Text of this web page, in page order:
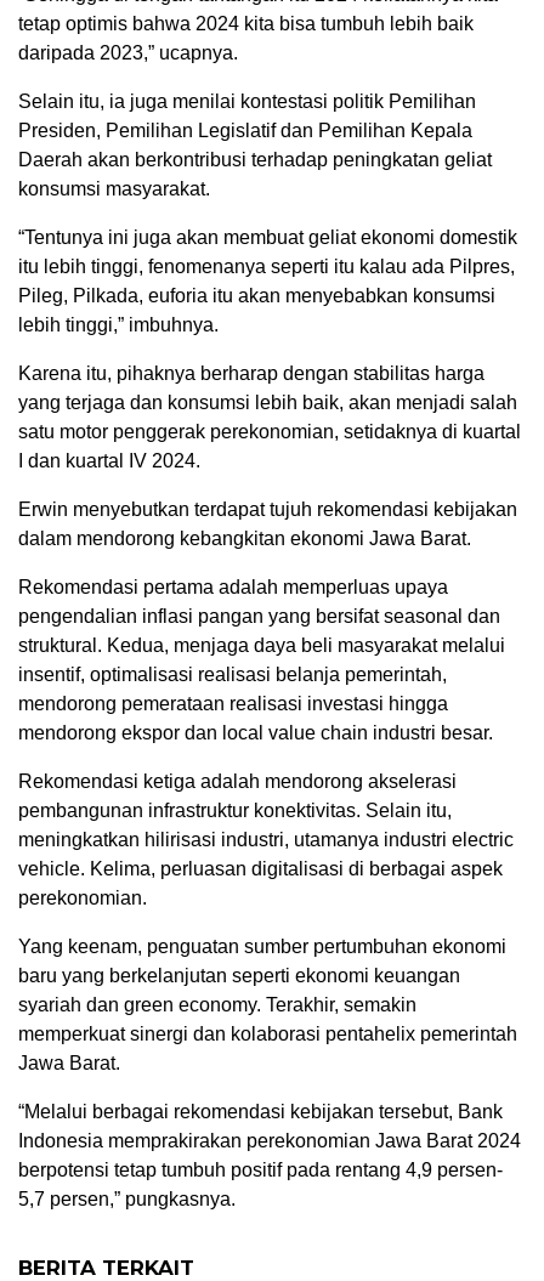
tetap optimis bahwa 2024 kita bisa tumbuh lebih baik
daripada 2023,” ucapnya.
Selain itu, ia juga menilai kontestasi politik Pemilihan
Presiden, Pemilihan Legislatif dan Pemilihan Kepala
Daerah akan berkontribusi terhadap peningkatan geliat
konsumsi masyarakat.
“Tentunya ini juga akan membuat geliat ekonomi domestik
itu lebih tinggi, fenomenanya seperti itu kalau ada Pilpres,
Pileg, Pilkada, euforia itu akan menyebabkan konsumsi
lebih tinggi,” imbuhnya.
Karena itu, pihaknya berharap dengan stabilitas harga
yang terjaga dan konsumsi lebih baik, akan menjadi salah
satu motor penggerak perekonomian, setidaknya di kuartal
I dan kuartal IV 2024.
Erwin menyebutkan terdapat tujuh rekomendasi kebijakan
dalam mendorong kebangkitan ekonomi Jawa Barat.
Rekomendasi pertama adalah memperluas upaya
pengendalian inflasi pangan yang bersifat seasonal dan
struktural. Kedua, menjaga daya beli masyarakat melalui
insentif, optimalisasi realisasi belanja pemerintah,
mendorong pemerataan realisasi investasi hingga
mendorong ekspor dan local value chain industri besar.
Rekomendasi ketiga adalah mendorong akselerasi
pembangunan infrastruktur konektivitas. Selain itu,
meningkatkan hilirisasi industri, utamanya industri electric
vehicle. Kelima, perluasan digitalisasi di berbagai aspek
perekonomian.
Yang keenam, penguatan sumber pertumbuhan ekonomi
baru yang berkelanjutan seperti ekonomi keuangan
syariah dan green economy. Terakhir, semakin
memperkuat sinergi dan kolaborasi pentahelix pemerintah
Jawa Barat.
“Melalui berbagai rekomendasi kebijakan tersebut, Bank
Indonesia memprakirakan perekonomian Jawa Barat 2024
berpotensi tetap tumbuh positif pada rentang 4,9 persen-
5,7 persen,” pungkasnya.
BERITA TERKAIT